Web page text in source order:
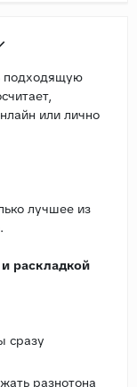
подходящую
или лично
лучшее из
раскладкой
сразу
разнотона